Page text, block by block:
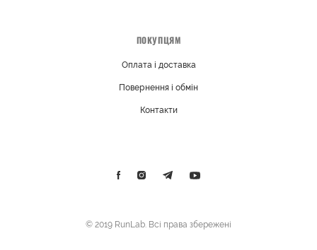
ПОКУПЦЯМ
Оплата і доставка
Повернення і обмін
Контакти
© 2019 RunLab. Всі права збережені